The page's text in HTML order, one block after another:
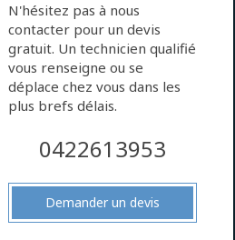
N'hésitez pas à nous
contacter pour un devis
gratuit. Un technicien qualifié
vous renseigne ou se
déplace chez vous dans les
plus brefs délais.
0422613953
Demander un devis